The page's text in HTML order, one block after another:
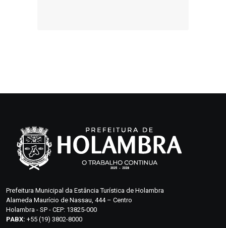
Prefeitura Municipal da Estância Turística de Holambra
Alameda Maurício de Nassau, 444 – Centro
Holambra - SP - CEP: 13825-000
PABX: +55 (19) 3802-8000